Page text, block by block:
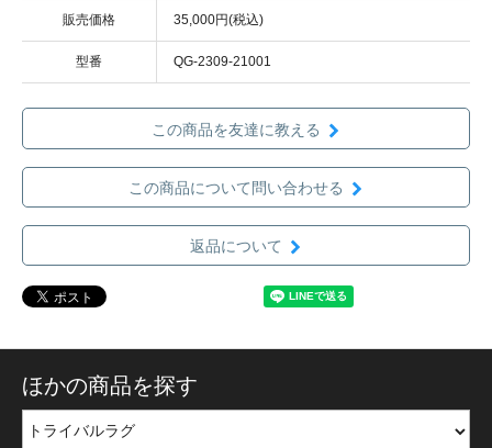
販売価格 35,000円(税込)
型番 QG-2309-21001
この商品を友達に教える
この商品について問い合わせる
返品について
ほかの商品を探す